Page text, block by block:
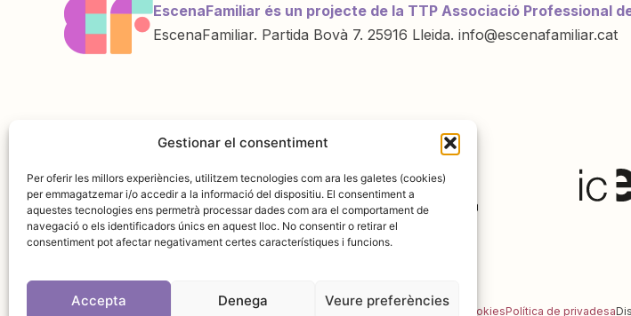
Gestionar el consentiment
Per oferir les millors experiències, utilitzem tecnologies com ara les galetes (cookies)
per emmagatzemar i/o accedir a la informació del dispositiu. El consentiment a
aquestes tecnologies ens permetrà processar dades com ara el comportament de
navegació o els identificadors únics en aquest lloc. No consentir o retirar el
consentiment pot afectar negativament certes característiques i funcions.
Accepta Denega Veure preferències
EscenaFamiliar és un projecte de la TTP Associació Professional
EscenaFamiliar. Partida Bovà 7. 25916 Lleida. info@escenafamiliar.cat
Amb la col·laboració de:
Avís legal Política de cookiesPolítica de privadesa